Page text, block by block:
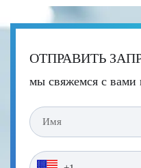
ОТПРАВИТЬ
мы свяжемся с вами